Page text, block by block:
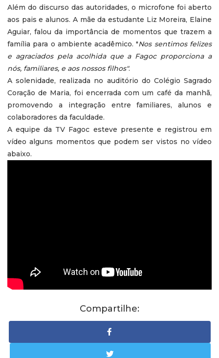
Além do discurso das autoridades, o microfone foi aberto
aos pais e alunos. A mãe da estudante Liz Moreira, Elaine
Aguiar, falou da importância de momentos que trazem a
família para o ambiente acadêmico. "Nos sentimos felizes
e agraciados pela acolhida que a Fagoc proporciona a
nós, familiares, e aos nossos filhos".
A solenidade, realizada no auditório do Colégio Sagrado
Coração de Maria, foi encerrada com um café da manhã,
promovendo a integração entre familiares, alunos e
colaboradores da faculdade.
A equipe da TV Fagoc esteve presente e registrou em
vídeo alguns momentos que podem ser vistos no vídeo
abaixo.
Compartilhe: